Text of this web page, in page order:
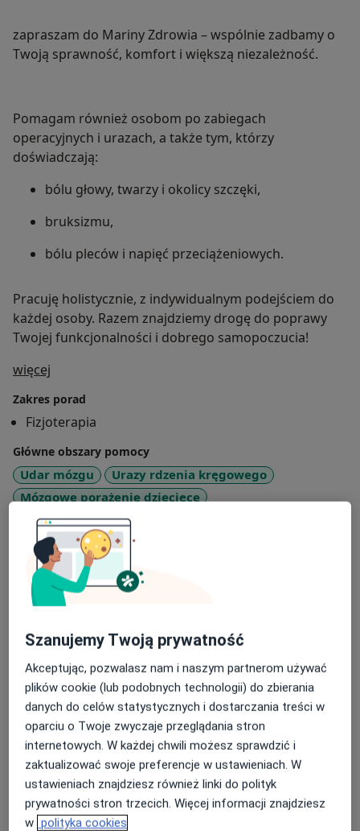
zapraszam do Mariny Zdrowia – wspólnie zadbamy o
Twoją sprawność, komfort i większą niezależność.
Pomagam również osobom po zabiegach
operacyjnych i urazach, a także tym, którzy
doświadczają:
bólu głowy, twarzy i okolicy szczęki,
bruksizmu,
bólu pleców i napięć przeciążeniowych.
Pracuję holistycznie, z indywidualnym podejściem do
każdej osoby. Razem znajdziemy drogę do poprawy
Twojej funkcjonalności i dobrego samopoczucia!
więcej
Zakres porad
Fizjoterapia
Główne obszary pomocy
Udar mózgu
Urazy rdzenia kręgowego
Mózgowe porażenie dziecięce
Stwardnienie rozsiane
Pacjenci których przyjmuję
Dorośli
Stacjonarne Zobacz lokalizacje (1)
Zdjęcia i filmy
Zobacz galerię (5)
Szanujemy Twoją prywatność
Akceptując, pozwalasz nam i naszym partnerom używać
plików cookie (lub podobnych technologii) do zbierania
danych do celów statystycznych i dostarczania treści w
oparciu o Twoje zwyczaje przeglądania stron
internetowych. W każdej chwili możesz sprawdzić i
zaktualizować swoje preferencje w ustawieniach. W
ustawieniach znajdziesz również linki do polityk
prywatności stron trzecich. Więcej informacji znajdziesz
w polityka cookies